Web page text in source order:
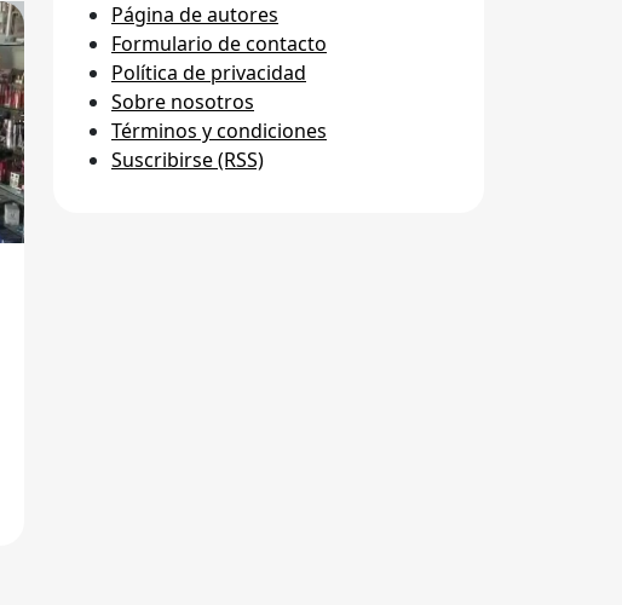
Página de autores
Formulario de contacto
Política de privacidad
Sobre nosotros
Términos y condiciones
Suscribirse (RSS)